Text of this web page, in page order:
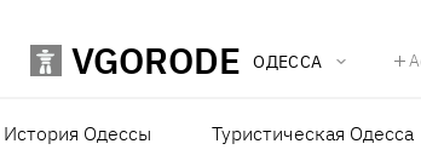
VGORODE ОДЕССА
История Одессы Туристическая Одесса